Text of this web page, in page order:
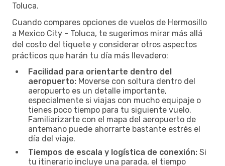
Toluca.
Cuando compares opciones de vuelos de Hermosillo
a Mexico City - Toluca, te sugerimos mirar más allá
del costo del tiquete y considerar otros aspectos
prácticos que harán tu día más llevadero:
Facilidad para orientarte dentro del
aeropuerto: Moverse con soltura dentro del
aeropuerto es un detalle importante,
especialmente si viajas con mucho equipaje o
tienes poco tiempo para tu siguiente vuelo.
Familiarizarte con el mapa del aeropuerto de
antemano puede ahorrarte bastante estrés el
día del viaje.
Tiempos de escala y logística de conexión: Si
tu itinerario incluye una parada, el tiempo